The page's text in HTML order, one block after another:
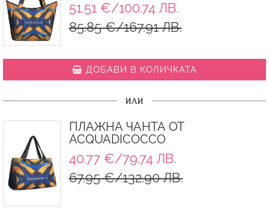
51.51 €/100.74 ЛВ.
85.85 €/167.91 ЛВ.
ДОБАВИ В КОЛИЧКАТА
ИЛИ
ПЛАЖНА ЧАНТА ОТ
ACQUADICOCCO
40.77 €/79.74 ЛВ.
67.95 €/132.90 ЛВ.